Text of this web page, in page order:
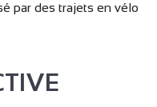
par des trajets en vélo